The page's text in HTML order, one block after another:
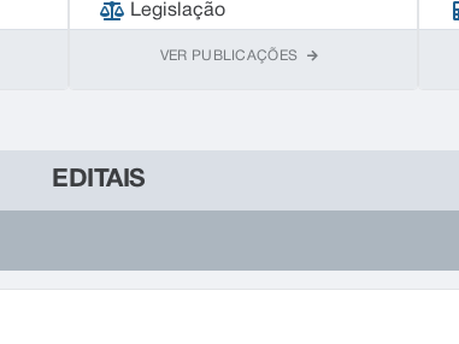
Legislação
VER PUBLICAÇÕES
EDITAIS